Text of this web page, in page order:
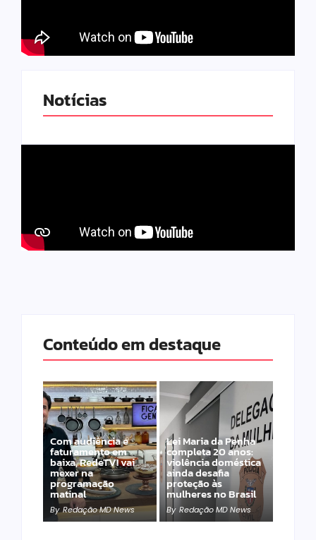
Notícias
Conteúdo em destaque
Com audiência e
faturamento em
baixa, RedeTV! vai
mexer na
programação
matinal
By Redação MD News
Lei Maria da Penha
completa 20 anos:
violência doméstica
ainda desafia
proteção às
mulheres no Brasil
By Redação MD News